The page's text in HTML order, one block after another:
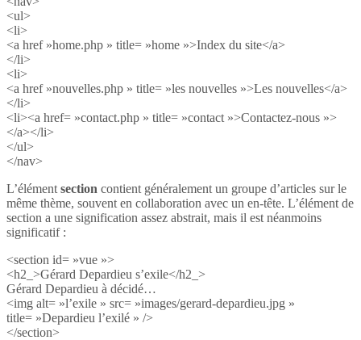
<ul>
<li>
<a href »home.php » title= »home »>Index du site</a>
</li>
<li>
<a href »nouvelles.php » title= »les nouvelles »>Les nouvelles</a>
</li>
<li><a href= »contact.php » title= »contact »>Contactez-nous »>
</a></li>
</ul>
</nav>
L’élément section contient généralement un groupe d’articles sur le
même thème, souvent en collaboration avec un en-tête. L’élément de
section a une signification assez abstrait, mais il est néanmoins
significatif :
<section id= »vue »>
<h2_>Gérard Depardieu s’exile</h2_>
Gérard Depardieu à décidé…
<img alt= »l’exile » src= »images/gerard-depardieu.jpg »
title= »Depardieu l’exilé » />
</section>